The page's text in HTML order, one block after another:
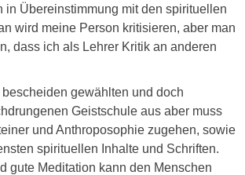
in Übereinstimmung mit den spirituellen
wird meine Person kritisieren, aber man
dass ich als Lehrer Kritik an anderen
gewählten und doch
Geistschule aus aber muss
und Anthroposophie zugehen, sowie
spirituellen Inhalte und Schriften.
gute Meditation kann den Menschen